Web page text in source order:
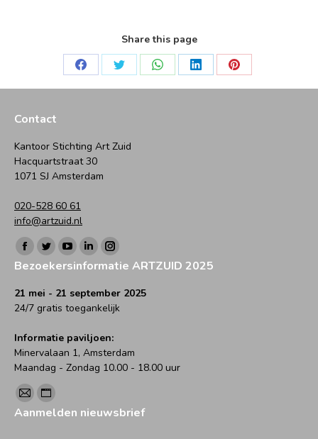
Share this page
Deel
Deel
Deel
Deel
Deel
Contact
Kantoor Stichting Art Zuid
Hacquartstraat 30
1071 SJ Amsterdam
020-528 60 61
info@artzuid.nl
Vind ons op:
Facebook
page
opens
in
window
Twitter
page
opens
in
window
YouTube
page
opens
in
window
Linkedin
page
opens
in
window
Instagram
page
opens
in
window
Bezoekersinformatie ARTZUID 2025
21 mei - 21 september 2025
24/7 gratis toegankelijk
Informatie paviljoen:
Minervalaan 1, Amsterdam
Maandag - Zondag 10.00 - 18.00 uur
Vind ons op:
Mail
page
Website
page
Aanmelden nieuwsbrief